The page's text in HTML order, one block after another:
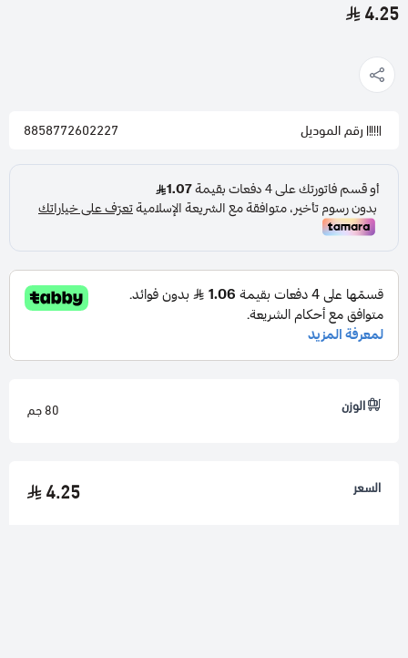
4.25
رقم الموديل 8858772602227
الوزن 80 جم
السعر 4.25